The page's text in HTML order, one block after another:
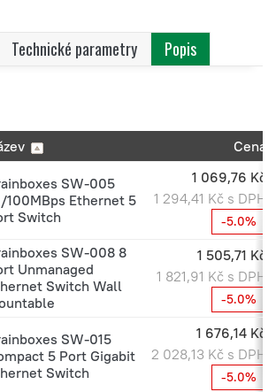
Technické parametry Popis
Cena
SW-005
100MBps Ethernet 5
Switch
1 069,76 Kč
1 294,41 Kč s DPH
-5.0%
SW-008 8
Unmanaged
Switch Wall
1 505,71 Kč
1 821,91 Kč s DPH
-5.0%
SW-015
5 Port Gigabit
Switch
1 676,14 Kč
2 028,13 Kč s DPH
-5.0%